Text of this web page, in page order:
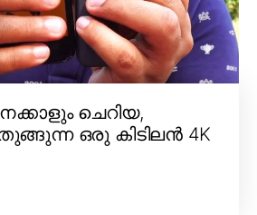
ചെറിയ,
ഒരു കിടിലൻ 4K